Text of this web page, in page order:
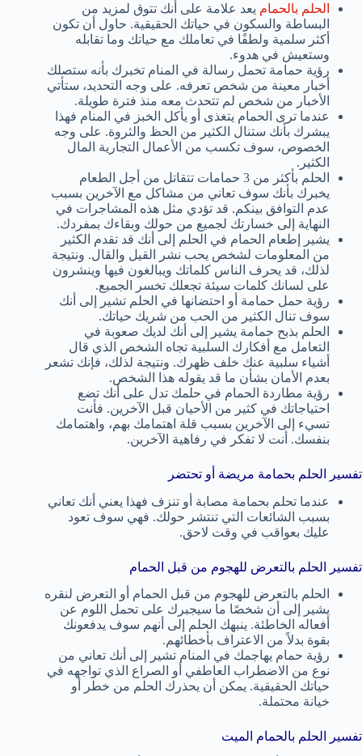
الحلم بالحمام يعد علامة على أنك تتوق لمزيد من
البساطة والسكون في حياتك الحقيقية. حاول أن تكون
أكثر سلمية ولطفًا في تعاملك مع حياتك وما تقابله
وستعيش في هدوء.
رؤية حمامة تحمل رسالة في المنام تخبرك بأنه ستصلك
أخبار معينة من شخص تعرفه. على وجه التحديد، ستأتي
الأخبار من شخص لم تتحدث معه منذ فترة طويلة.
عندما ترى الحمام يتغذى أو يأكل الخبز في المنام فهذا
يبشرك بأنك ستنال الكثير من الحظ والثروة. على وجه
الخصوص، سوف تكسب من الأعمال التجارية المال
الكثير.
الحلم بأكثر من 3 حمامات تتقاتل من أجل الطعام
يخبرك بأنك سوف تعاني من مشاكل مع الآخرين بسبب
عدم التوافق بينكم. قد تؤدي مثل هذه المشاجرات في
النهاية إلى خسارتك لجميع من حولك وبقاءك بمفردك.
يشير إطعام الحمام في الحلم إلى أنك قد تقدم الكثير
من المعلومات لشخص يحب نشر القيل والقال. ونتيجة
لذلك، قد يحرف الناس كلماتك ويبالغون فيها وينشرون
على لسانك كلمات سيئة تجعلك تخسر الجميع.
رؤية حمل حمامة أو احتضانها في الحلم تشير إلى أنك
سوف تنال الكثير من الحب من شريك حياتك.
الحلم بذبح حمامة يشير إلى أنك لديك صعوبة في
التعامل مع أفكارك السلبية تجاه الشخص الذي قال
أشياء سلبية عنك خلف ظهرك. ونتيجة لذلك، فإنك تشعر
بعدم الأمان بشأن ما قد يقوله هذا الشخص.
رؤية مطاردة الحمام في حلمك تدل على أنك تضع
احتياجاتك في كثير من الأحيان قبل الآخرين. فأنت
تسيء إلى الآخرين بسبب قلة اهتمامك بهم، واهتمامك
بنفسك. أنت لا تفكر في رفاهية الآخرين.
تفسير الحلم بحمامة مريضة أو تحتضر
عندما تحلم بحمامة مصابة أو تنزف فهذا يعني أنك تعاني
بسبب الشائعات التي تنتشر حولك. فهي سوف تعود
عليك بعواقب في وقت لاحق.
تفسير الحلم بالتعرض للهجوم من قبل الحمام
الحلم بالتعرض للهجوم من قبل الحمام أو التعرض لنقره
يشير إلى أن شخصًا ما سيجبرك على تحمل اللوم عن
أفعاله الخاطئة. ينبهك الحلم إلى أنهم سوف يدفعونك
بقوة بدلاً من الاعتراف بأخطائهم.
رؤية حمام يهاجمك في المنام تشير إلى أنك تعاني من
نوع من الاضطراب العاطفي أو الصراع الذي تواجهه في
حياتك الحقيقية. يمكن أن يحذرك الحلم من خطر أو
خيانة محتملة.
تفسير الحلم بالحمام الميت